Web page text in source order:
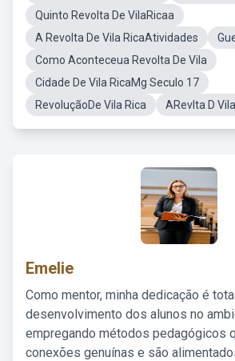
Quinto Revolta De VilaRicaa
A Revolta De Vila RicaAtividades
Como Aconteceua Revolta De Vila
Cidade De Vila RicaMg Seculo 17
RevoluçãoDe Vila Rica
ARevlta D
Emelie
Como mentor, minha dedicação é
desenvolvimento dos alunos no
empregando métodos pedagógicos
conexões genuínas e são